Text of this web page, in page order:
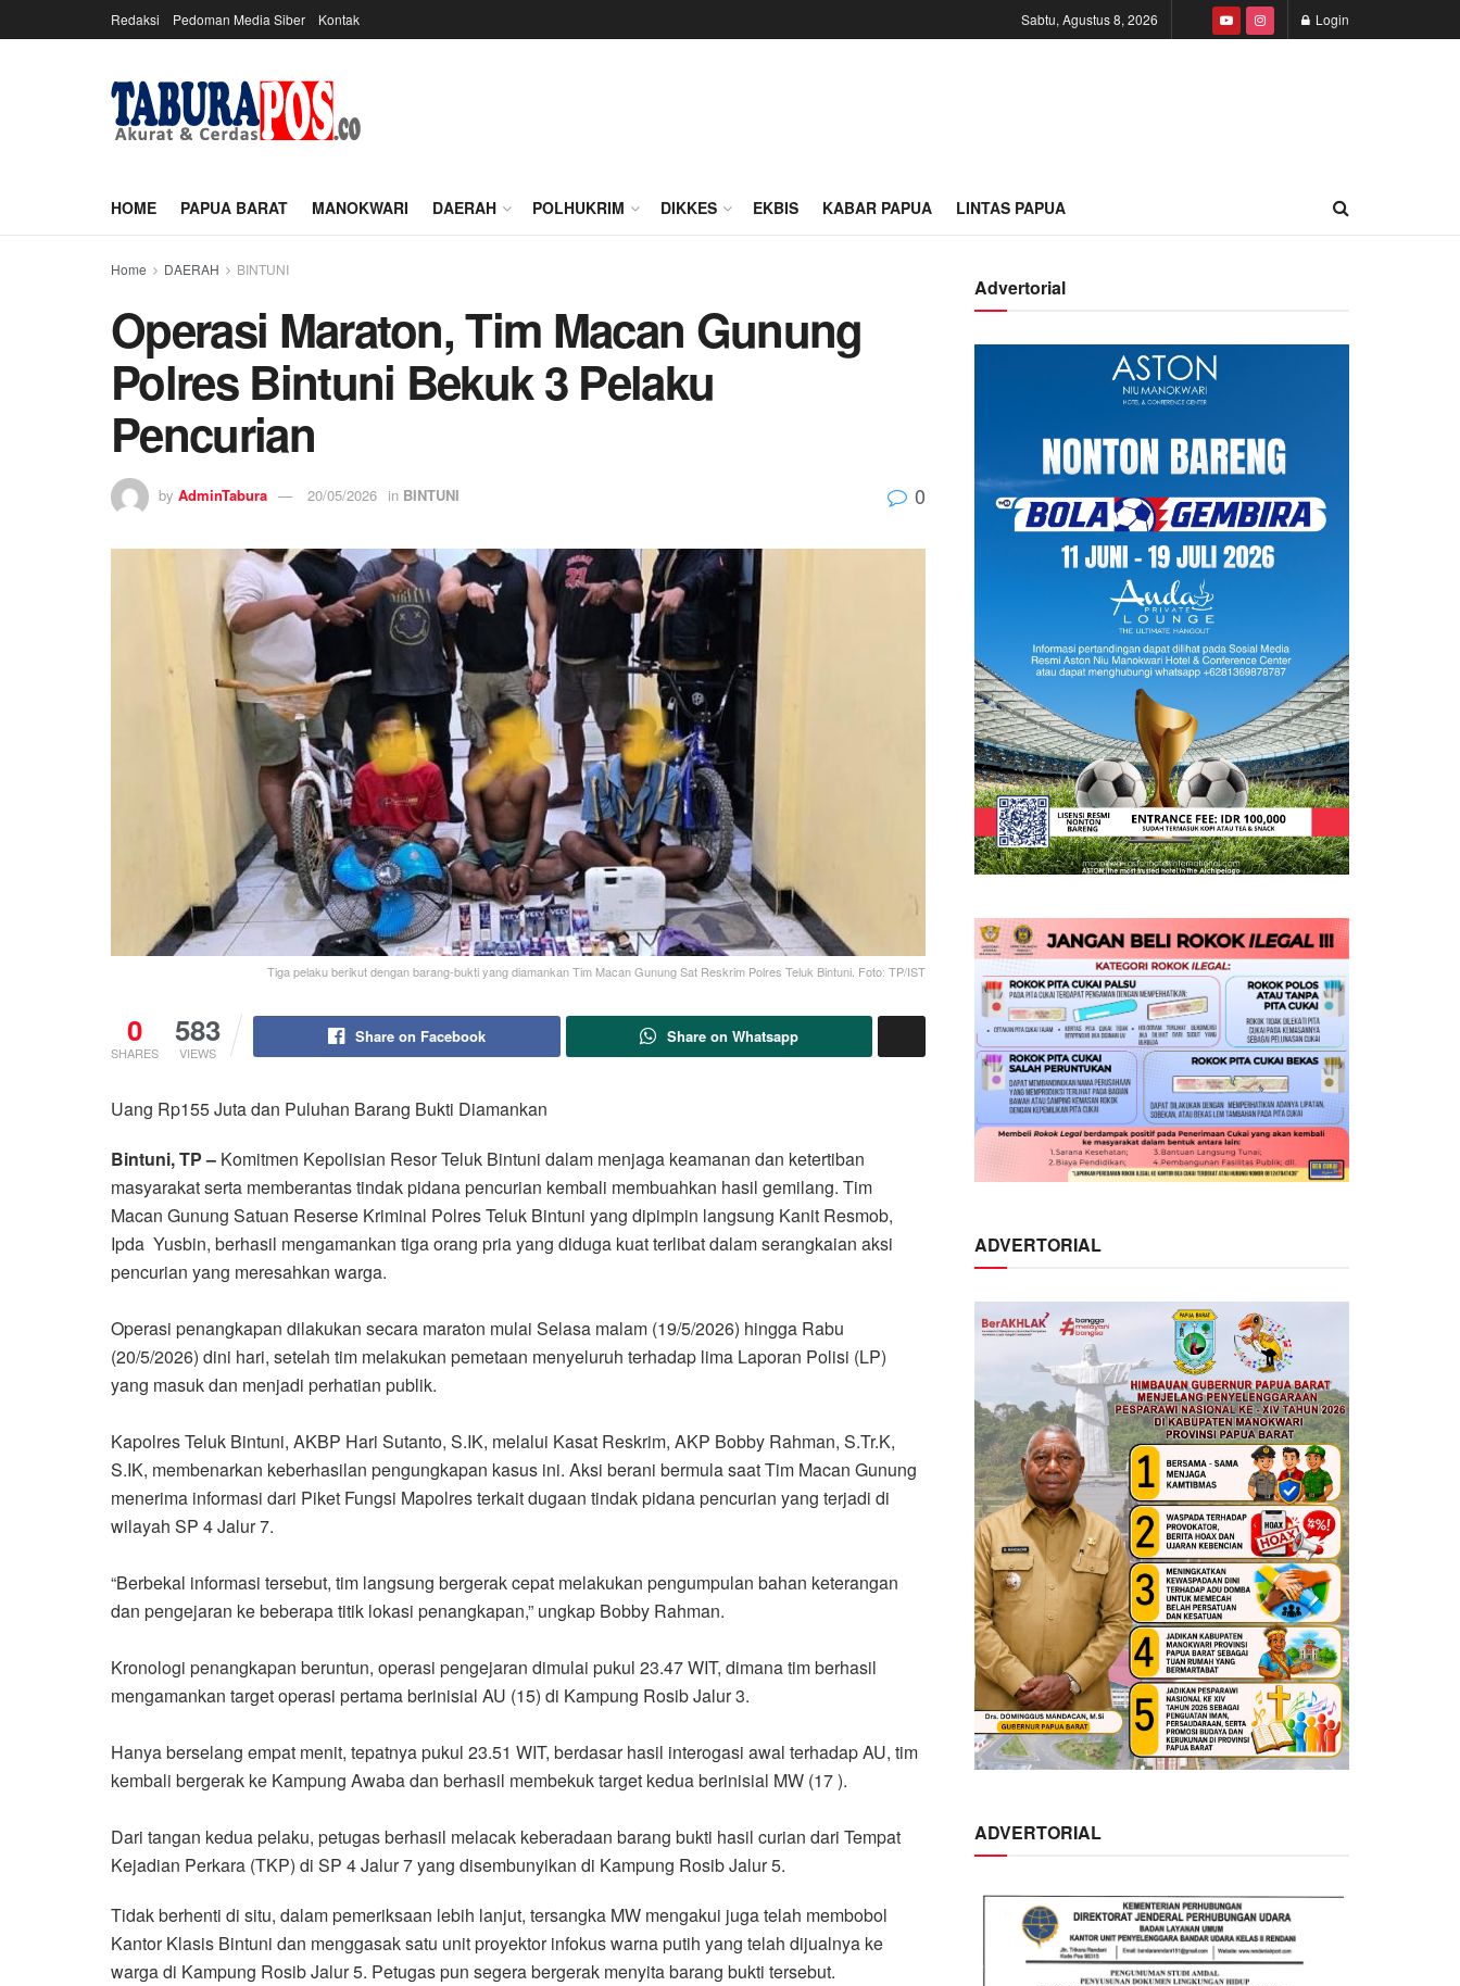
Redaksi Pedoman Media Siber Kontak Sabtu, Agustus 8, 2026 Login
HOME PAPUA BARAT MANOKWARI DAERAH POLHUKRIM DIKKES EKBIS KABAR PAPUA LINTAS PAPUA
Home DAERAH BINTUNI
Operasi Maraton, Tim Macan Gunung
Polres Bintuni Bekuk 3 Pelaku
Pencurian
by AdminTabura 20/05/2026 in BINTUNI 0
Tiga pelaku berikut dengan barang-bukti yang diamankan Tim Macan Gunung Sat Reskrim Polres Teluk Bintuni. Foto: TP/IST
0
SHARES
583
VIEWS
Share on Facebook Share on Whatsapp
Uang Rp155 Juta dan Puluhan Barang Bukti Diamankan
Bintuni, TP – Komitmen Kepolisian Resor Teluk Bintuni dalam menjaga keamanan dan ketertiban
masyarakat serta memberantas tindak pidana pencurian kembali membuahkan hasil gemilang. Tim
Macan Gunung Satuan Reserse Kriminal Polres Teluk Bintuni yang dipimpin langsung Kanit Resmob,
Ipda Yusbin, berhasil mengamankan tiga orang pria yang diduga kuat terlibat dalam serangkaian aksi
pencurian yang meresahkan warga.
Operasi penangkapan dilakukan secara maraton mulai Selasa malam (19/5/2026) hingga Rabu
(20/5/2026) dini hari, setelah tim melakukan pemetaan menyeluruh terhadap lima Laporan Polisi (LP)
yang masuk dan menjadi perhatian publik.
Kapolres Teluk Bintuni, AKBP Hari Sutanto, S.IK, melalui Kasat Reskrim, AKP Bobby Rahman, S.Tr.K,
S.IK, membenarkan keberhasilan pengungkapan kasus ini. Aksi berani bermula saat Tim Macan Gunung
menerima informasi dari Piket Fungsi Mapolres terkait dugaan tindak pidana pencurian yang terjadi di
wilayah SP 4 Jalur 7.
“Berbekal informasi tersebut, tim langsung bergerak cepat melakukan pengumpulan bahan keterangan
dan pengejaran ke beberapa titik lokasi penangkapan,” ungkap Bobby Rahman.
Kronologi penangkapan beruntun, operasi pengejaran dimulai pukul 23.47 WIT, dimana tim berhasil
mengamankan target operasi pertama berinisial AU (15) di Kampung Rosib Jalur 3.
Hanya berselang empat menit, tepatnya pukul 23.51 WIT, berdasar hasil interogasi awal terhadap AU, tim
kembali bergerak ke Kampung Awaba dan berhasil membekuk target kedua berinisial MW (17 ).
Dari tangan kedua pelaku, petugas berhasil melacak keberadaan barang bukti hasil curian dari Tempat
Kejadian Perkara (TKP) di SP 4 Jalur 7 yang disembunyikan di Kampung Rosib Jalur 5.
Tidak berhenti di situ, dalam pemeriksaan lebih lanjut, tersangka MW mengakui juga telah membobol
Kantor Klasis Bintuni dan menggasak satu unit proyektor infokus warna putih yang telah dijualnya ke
warga di Kampung Rosib Jalur 5. Petugas pun segera bergerak menyita barang bukti tersebut.
Advertorial
ADVERTORIAL
ADVERTORIAL